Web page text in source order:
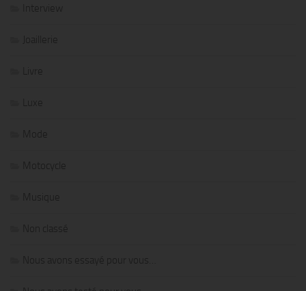
Interview
Joaillerie
Livre
Luxe
Mode
Motocycle
Musique
Non classé
Nous avons essayé pour vous…